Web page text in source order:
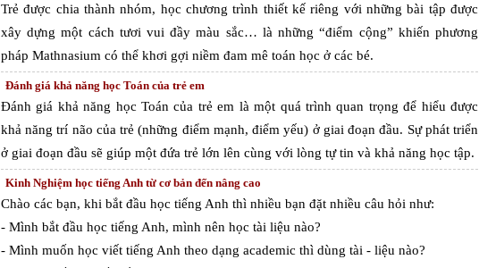
Trẻ được chia thành nhóm, học chương trình thiết kế riêng với những bài tập được
xây dựng một cách tươi vui đầy màu sắc… là những “điểm cộng” khiến phương
pháp Mathnasium có thể khơi gợi niềm đam mê toán học ở các bé.
Đánh giá khả năng học Toán của trẻ em
Đánh giá khả năng học Toán của trẻ em là một quá trình quan trọng để hiểu được
khả năng trí não của trẻ (những điểm mạnh, điểm yếu) ở giai đoạn đầu. Sự phát triển
ở giai đoạn đầu sẽ giúp một đứa trẻ lớn lên cùng với lòng tự tin và khả năng học tập.
Kinh Nghiệm học tiếng Anh từ cơ bản đến nâng cao
Chào các bạn, khi bắt đầu học tiếng Anh thì nhiều bạn đặt nhiều câu hỏi như:
- Mình bắt đầu học tiếng Anh, mình nên học tài liệu nào?
- Mình muốn học viết tiếng Anh theo dạng academic thì dùng tài - liệu nào?